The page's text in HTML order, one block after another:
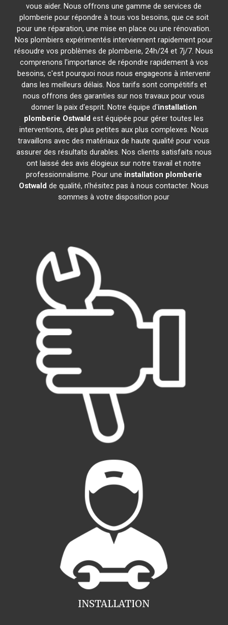
vous aider. Nous offrons une gamme de services de
plomberie pour répondre à tous vos besoins, que ce soit
pour une réparation, une mise en place ou une rénovation.
Nos plombiers expérimentés interviennent rapidement pour
résoudre vos problèmes de plomberie, 24h/24 et 7j/7. Nous
comprenons l'importance de répondre rapidement à vos
besoins, c'est pourquoi nous nous engageons à intervenir
dans les meilleurs délais. Nos tarifs sont compétitifs et
nous offrons des garanties sur nos travaux pour vous
donner la paix d'esprit. Notre équipe d'installation
plomberie Ostwald est équipée pour gérer toutes les
interventions, des plus petites aux plus complexes. Nous
travaillons avec des matériaux de haute qualité pour vous
assurer des résultats durables. Nos clients satisfaits nous
ont laissé des avis élogieux sur notre travail et notre
professionnalisme. Pour une installation plomberie
Ostwald de qualité, n'hésitez pas à nous contacter. Nous
sommes à votre disposition pour
INSTALLATION